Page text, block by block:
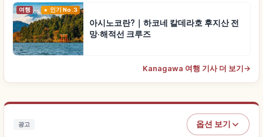
여행 인기 No.3
아시노코란?｜하코네 칼데라호 후지산 전
망·해적선 크루즈
Kanagawa 여행 기사 더 보기 →
광고 옵션 보기